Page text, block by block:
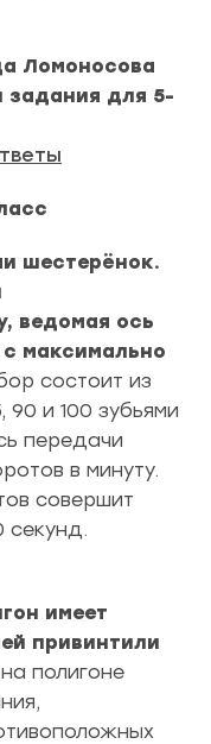
Ломоносова
задания для 5-
шестерёнок.
ведомая ось
максимально
состоит из
90 и 100 зубьями
передачи
в минуту.
совершит
секунд.
имеет
привинтили
полигоне